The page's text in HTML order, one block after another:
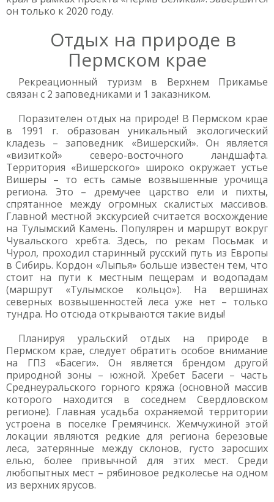
он только к 2020 году.
Отдых на природе в
Пермском крае
Рекреационный туризм в Верхнем Прикамье
связан с 2 заповедниками и 1 заказником.
Поразителен отдых на природе! В Пермском крае
в 1991 г. образован уникальный экологический
кладезь – заповедник «Вишерский». Он является
«визиткой» северо-восточного ландшафта.
Территория «Вишерского» широко окружает устье
Вишеры – то есть самые возвышенные урочища
региона. Это – дремучее царство ели и пихты,
спрятанное между огромных скалистых массивов.
Главной местной экскурсией считается восхождение
на Тулымский Камень. Популярен и маршрут вокруг
Чувальского хребта. Здесь, по рекам Посьмак и
Чурол, проходил старинный русский путь из Европы
в Сибирь. Кордон «Лыпья» больше известен тем, что
стоит на пути к местным пещерам и водопадам
(маршрут «Тулымское кольцо»). На вершинах
северных возвышенностей леса уже нет – только
тундра. Но отсюда открываются такие виды!
Планируя уральский отдых на природе в
Пермском крае, следует обратить особое внимание
на ГПЗ «Басеги». Он является брендом другой
природной зоны – южной. Хребет Басеги – часть
Среднеуральского горного кряжа (основной массив
которого находится в соседнем Свердловском
регионе). Главная усадьба охраняемой территории
устроена в поселке Гремячинск. Жемчужиной этой
локации являются редкие для региона березовые
леса, затерянные между склонов, густо заросших
елью, более привычной для этих мест. Среди
любопытных мест – рябиновое редколесье на одном
из верхних ярусов.